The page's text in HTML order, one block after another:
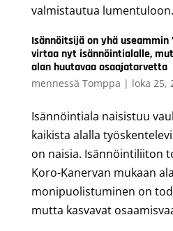
valmistautua
Isännöitsijä on yhä useammin
virtaa nyt isännöintialalle,
alan huutavaa osaajatarvetta
mennessä Tomppa | loka 25,
Isännöintiala naisistuu
kaikista alalla
on naisia. Isännöintiliiton
Koro-Kanervan mukaan
monipuolistuminen on
mutta kasvavat